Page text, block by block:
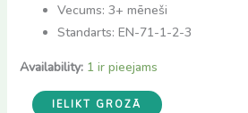
Vecums: 3+ mēneši
Standarts: EN-71-1-2-3
Availability: 1 ir pieejams
Little
IELIKT GROZĀ